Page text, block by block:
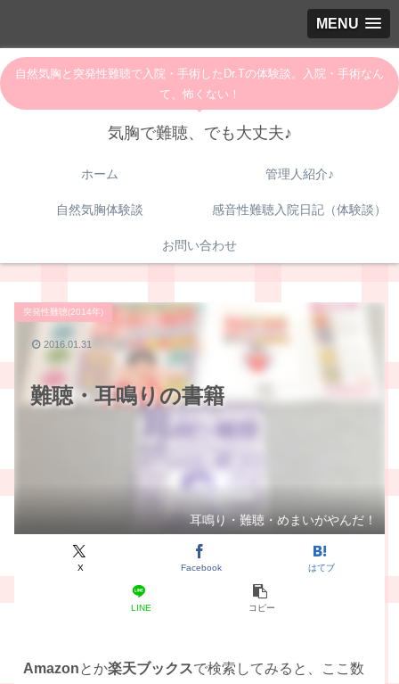
MENU
自然気胸と突発性難聴で入院・手術したDr.Tの体験談。入院・手術なん
て、怖くない！
気胸で難聴、でも大丈夫♪
ホーム 管理人紹介♪
自然気胸体験談 感音性難聴入院日記（体験談）
お問い合わせ
難聴・耳鳴りの書籍
突発性難聴(2014年)
耳鳴り・難聴・めまいがやんだ！
X Facebook はてブ
LINE コピー
2016.01.31
Amazonとか楽天ブックスで検索してみると、ここ数